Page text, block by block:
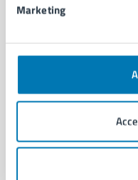
Marketing
Ambiente
Cultura e tempo libero
Documenti e certificati
Educazione e formazione
Giustizia e sicurezza